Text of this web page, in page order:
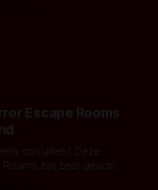
Escape Rooms
opsluiten? Deze
zijn zeer geschikt